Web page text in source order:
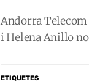
Andorra
i Helena Anillo
ETIQUETES